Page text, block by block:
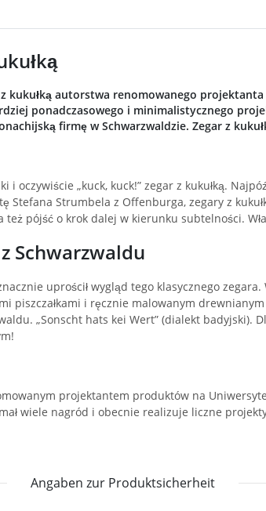
kukułką autorstwa renomowanego
ponadczasowego i minimalistycznego
firmę w Schwarzwaldzie. Zegar z
i oczywiście „kuck, kuck!” zegar z kukułką.
Stefana Strumbela z Offenburga, zegary z
pójść o krok dalej w kierunku subtelności.
Schwarzwaldu
uprościł wygląd tego klasycznego
piszczałkami i ręcznie malowanym
„Sonscht hats kei Wert” (dialekt badyjski).
projektantem produktów na
wiele nagród i obecnie realizuje liczne
Angaben zur Produktsicherheit